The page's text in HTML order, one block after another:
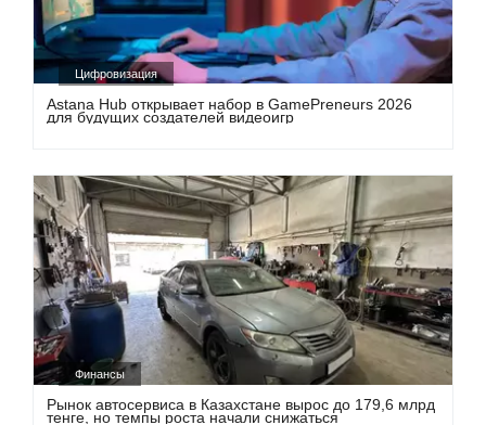
Цифровизация
Astana Hub открывает набор в GamePreneurs 2026
для будущих создателей видеоигр
Финансы
Рынок автосервиса в Казахстане вырос до 179,6 млрд
тенге, но темпы роста начали снижаться